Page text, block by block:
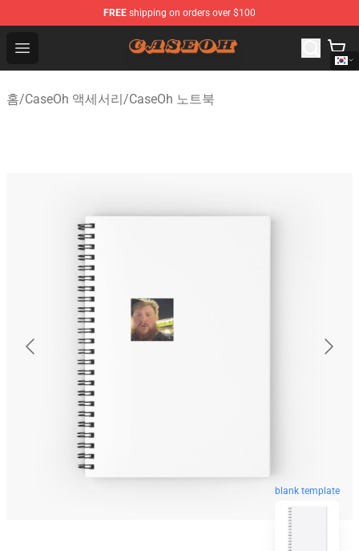
FREE shipping on orders over $100
Open menu
CaseOh Shop - Official CaseOh Merchandise Store
홈/CaseOh 액세서리/CaseOh 노트북
blank template